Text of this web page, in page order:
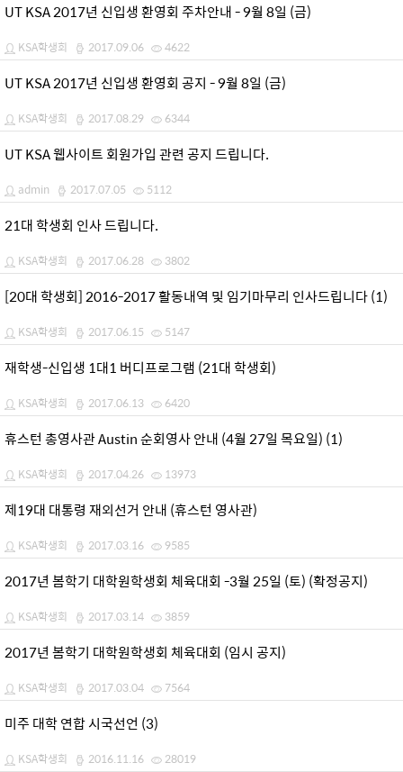
UT KSA 2017년 신입생 환영회 주차안내 - 9월 8일 (금)
KSA학생회 2017.09.06 4622
UT KSA 2017년 신입생 환영회 공지 - 9월 8일 (금)
KSA학생회 2017.08.29 6344
UT KSA 웹사이트 회원가입 관련 공지 드립니다.
admin 2017.07.05 5112
21대 학생회 인사 드립니다.
KSA학생회 2017.06.28 3802
[20대 학생회] 2016-2017 활동내역 및 임기마무리 인사드립니다 (1)
KSA학생회 2017.06.15 5147
재학생-신입생 1대1 버디프로그램 (21대 학생회)
KSA학생회 2017.06.13 6420
휴스턴 총영사관 Austin 순회영사 안내 (4월 27일 목요일) (1)
KSA학생회 2017.04.26 13973
제19대 대통령 재외선거 안내 (휴스턴 영사관)
KSA학생회 2017.03.16 9585
2017년 봄학기 대학원학생회 체육대회 -3월 25일 (토) (확정공지)
KSA학생회 2017.03.14 3859
2017년 봄학기 대학원학생회 체육대회 (임시 공지)
KSA학생회 2017.03.04 7564
미주 대학 연합 시국선언 (3)
KSA학생회 2016.11.16 28019